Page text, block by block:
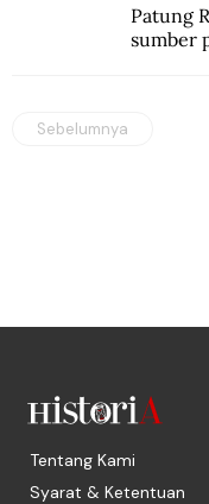
Patung
sumber
Sebelumnya
Tentang Kami
Syarat & Ketentuan